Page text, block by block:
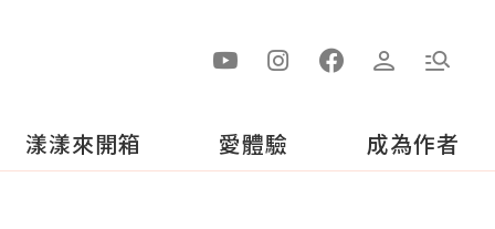
漾漾來開箱 愛體驗 成為作者